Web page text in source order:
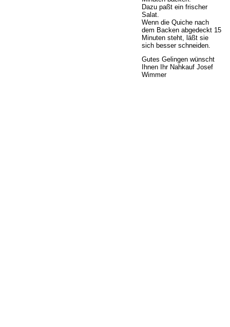
Dazu paßt ein frischer
Salat.
Wenn die Quiche nach
dem Backen abgedeckt 15
Minuten steht, läßt sie
sich besser schneiden.
Gutes Gelingen wünscht
Ihnen Ihr Nahkauf Josef
Wimmer